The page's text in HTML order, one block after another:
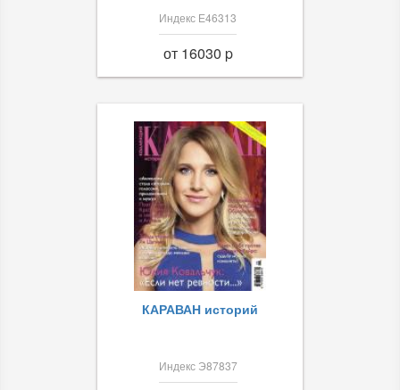
Индекс Е46313
от 16030 p
КАРАВАН историй
Индекс Э87837